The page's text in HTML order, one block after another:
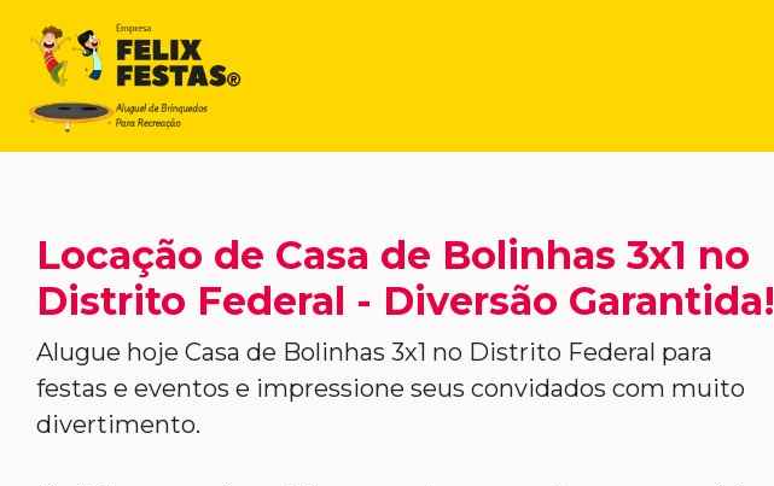
Locação de Casa de Bolinhas 3x1 no
Distrito Federal - Diversão Garantida!
Alugue hoje Casa de Bolinhas 3x1 no Distrito Federal para
festas e eventos e impressione seus convidados com muito
divertimento.